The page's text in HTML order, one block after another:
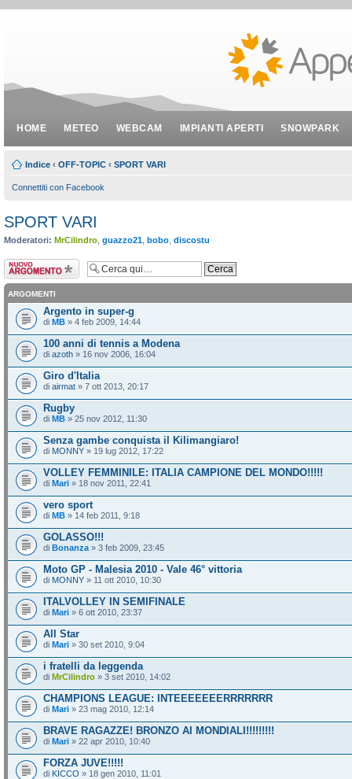
HOME METEO WEBCAM IMPIANTI APERTI SNOWPARK
Indice ‹ OFF-TOPIC ‹ SPORT VARI
Connettiti con Facebook
SPORT VARI
Moderatori: MrCilindro guazzo21 bobo discostu
Scrivi un nuovo
argomento
ARGOMENTI
Argento in super-g
di MB » 4 feb 2009, 14:44
100 anni di tennis a Modena
di azoth » 16 nov 2006, 16:04
Giro d'Italia
di airmat » 7 ott 2013, 20:17
Rugby
di MB » 25 nov 2012, 11:30
Senza gambe conquista il Kilimangiaro!
di MONNY » 19 lug 2012, 17:22
VOLLEY FEMMINILE: ITALIA CAMPIONE DEL MONDO!!!!!
di Mari » 18 nov 2011, 22:41
vero sport
di MB » 14 feb 2011, 9:18
GOLASSO!!!
di Bonanza » 3 feb 2009, 23:45
Moto GP - Malesia 2010 - Vale 46° vittoria
di MONNY » 11 ott 2010, 10:30
ITALVOLLEY IN SEMIFINALE
di Mari » 6 ott 2010, 23:37
All Star
di Mari » 30 set 2010, 9:04
i fratelli da leggenda
di MrCilindro » 3 set 2010, 14:02
CHAMPIONS LEAGUE: INTEEEEEEERRRRRRR
di Mari » 23 mag 2010, 12:14
BRAVE RAGAZZE! BRONZO AI MONDIALI!!!!!!!!!
di Mari » 22 apr 2010, 10:40
FORZA JUVE!!!!!
di KICCO » 18 gen 2010, 11:01